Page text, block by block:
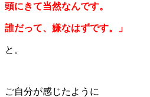
頭にきて当然なんです。
誰だって、嫌なはずです。」
と。
ご自分が感じたように